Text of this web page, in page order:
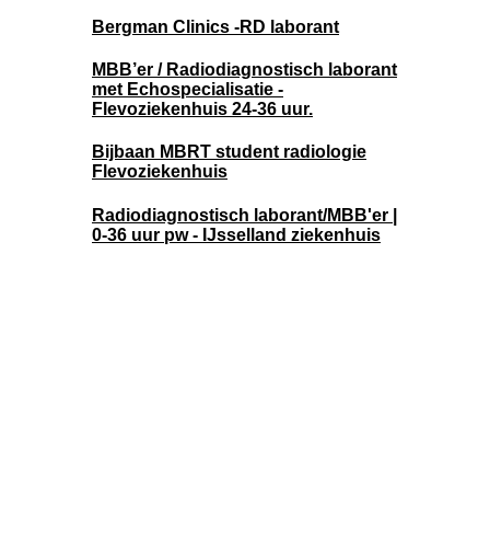
Bergman Clinics -RD laborant
MBB’er / Radiodiagnostisch laborant
met Echospecialisatie -
Flevoziekenhuis 24-36 uur.
Bijbaan MBRT student radiologie
Flevoziekenhuis
Radiodiagnostisch laborant/MBB'er |
0-36 uur pw - IJsselland ziekenhuis